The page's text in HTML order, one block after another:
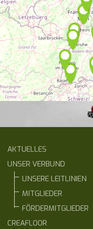
AKTUELLES
UNSER VERBUND
UNSERE LEITLINIEN
MITGLIEDER
FÖRDERMITGLIEDER
CREAFLOOR